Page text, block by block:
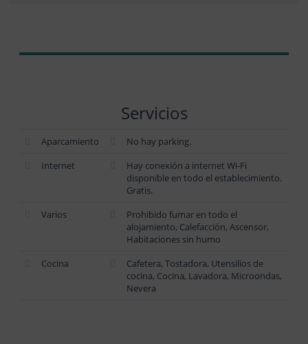
Servicios
Aparcamiento
No hay parking.
Internet
Hay conexión a internet Wi-Fi
disponible en todo el establecimiento.
Gratis.
Varios
Prohibido fumar en todo el
alojamiento, Calefacción, Ascensor,
Habitaciones sin humo
Cocina
Cafetera, Tostadora, Utensilios de
cocina, Cocina, Lavadora, Microondas,
Nevera